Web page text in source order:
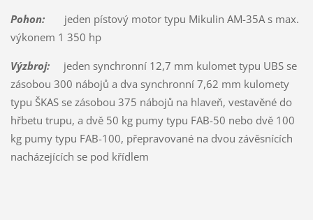
Pohon:jeden pístový motor typu Mikulin AM-35A s max.
výkonem 1 350 hp
Výzbroj:jeden synchronní 12,7 mm kulomet typu UBS se
zásobou 300 nábojů a dva synchronní 7,62 mm kulomety
typu ŠKAS se zásobou 375 nábojů na hlaveň, vestavěné do
hřbetu trupu, a dvě 50 kg pumy typu FAB-50 nebo dvě 100
kg pumy typu FAB-100, přepravované na dvou závěsnících
nacházejících se pod křídlem